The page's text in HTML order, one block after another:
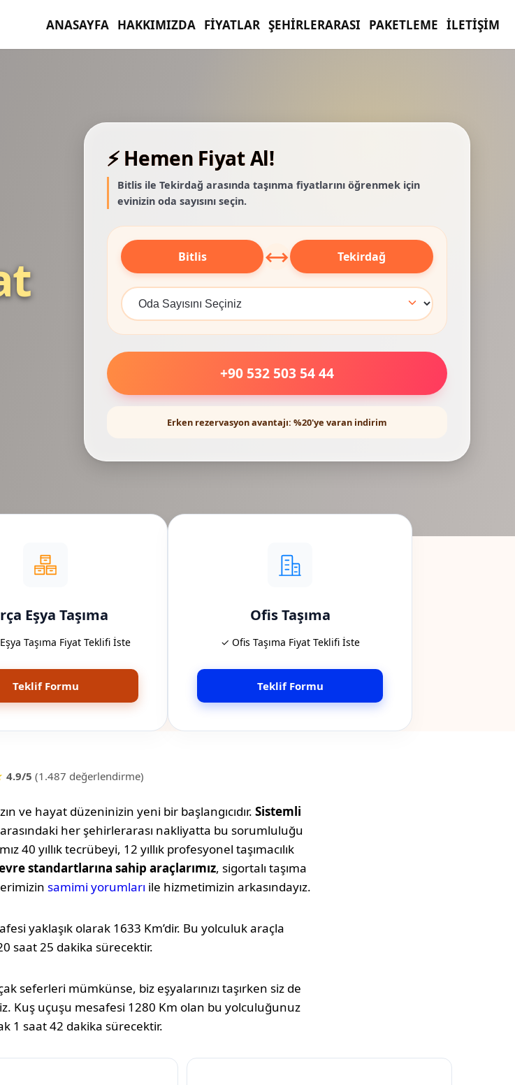
ANASAYFA HAKKIMIZDA FIYATLAR ŞEHIRLERARASI PAKETLEME İLETIŞIM
⚡ Hemen Fiyat Al!
Bitlis ile Tekirdağ arasında taşınma fiyatlarını öğrenmek için
evinizin oda sayısını seçin.
Bitlis ⟷ Tekirdağ
+90 532 503 54 44
Erken rezervasyon avantajı: %20'ye varan indirim
Eşya Taşıma
Taşıma Fiyat Teklifi İste
Teklif Formu
Ofis Taşıma
✓ Ofis Taşıma Fiyat Teklifi İste
Teklif Formu
4.9/5 (1.487 değerlendirme)
ve hayat düzeninizin yeni bir başlangıcıdır. Sistemli
arasındaki her şehirlerarası nakliyatta bu sorumluluğu
40 yıllık tecrübeyi, 12 yıllık profesyonel taşımacılık
standartlarına sahip araçlarımız, sigortalı taşıma
samimi yorumları ile hizmetimizin arkasındayız.
yaklaşık olarak 1633 Km’dir. Bu yolculuk araçla
saat 25 dakika sürecektir.
seferleri mümkünse, biz eşyalarınızı taşırken siz de
Kuş uçuşu mesafesi 1280 Km olan bu yolculuğunuz
1 saat 42 dakika sürecektir.